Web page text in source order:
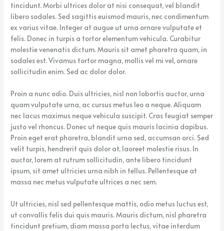
tincidunt. Morbi ultrices dolor at nisi consequat, vel blandit
libero sodales. Sed sagittis euismod mauris, nec condimentum
ex varius vitae. Integer at augue ut urna ornare vulputate et
felis. Donec in turpis a tortor elementum vehicula. Curabitur
molestie venenatis dictum. Mauris sit amet pharetra quam, in
sodales est. Vivamus tortor magna, mollis vel mi vel, ornare
sollicitudin enim. Sed ac dolor dolor.
Proin a nunc odio. Duis ultricies, nisl non lobortis auctor, urna
quam vulputate urna, ac cursus metus leo a neque. Aliquam
nec lacus maximus neque vehicula suscipit. Cras feugiat semper
justo vel rhoncus. Donec ut neque quis mauris lacinia dapibus.
Proin eget erat pharetra, blandit urna sed, accumsan orci. Sed
velit turpis, hendrerit quis dolor at, laoreet molestie risus. In
auctor, lorem at rutrum sollicitudin, ante libero tincidunt
ipsum, sit amet ultricies urna nibh in tellus. Pellentesque at
massa nec metus vulputate ultrices a nec sem.
Ut ultricies, nisl sed pellentesque mattis, odio metus luctus est,
ut convallis felis dui quis mauris. Mauris dictum, nisl pharetra
tincidunt pretium, diam massa porta lectus, vitae interdum